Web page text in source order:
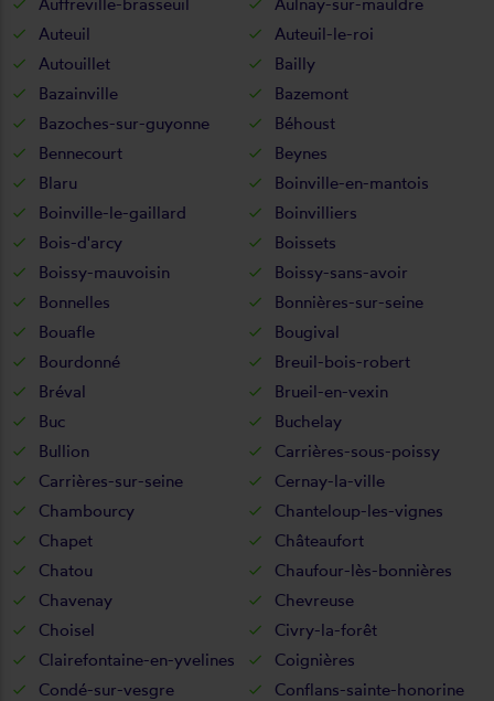
Auteuil
Auteuil-le-roi
Autouillet
Bailly
Bazainville
Bazemont
Bazoches-sur-guyonne
Béhoust
Bennecourt
Beynes
Blaru
Boinville-en-mantois
Boinville-le-gaillard
Boinvilliers
Bois-d'arcy
Boissets
Boissy-mauvoisin
Boissy-sans-avoir
Bonnelles
Bonnières-sur-seine
Bouafle
Bougival
Bourdonné
Breuil-bois-robert
Bréval
Brueil-en-vexin
Buc
Buchelay
Bullion
Carrières-sous-poissy
Carrières-sur-seine
Cernay-la-ville
Chambourcy
Chanteloup-les-vignes
Chapet
Châteaufort
Chatou
Chaufour-lès-bonnières
Chavenay
Chevreuse
Choisel
Civry-la-forêt
Clairefontaine-en-yvelines
Coignières
Condé-sur-vesgre
Conflans-sainte-honorine